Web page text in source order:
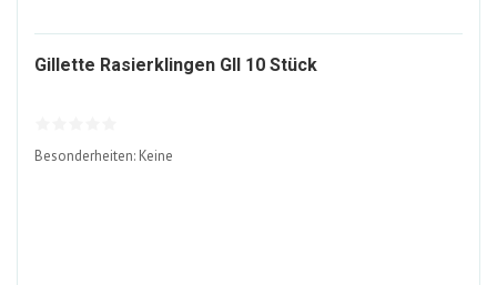
Gillette Rasierklingen GII 10 Stück296034-
Besonderheiten: Keine